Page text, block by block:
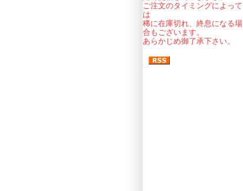
ご注文のタイミングによって
は
稀に在庫切れ、終息になる場
合もございます。
あらかじめ御了承下さい。